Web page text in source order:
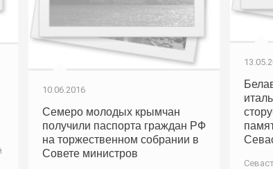
10.06.2016
Семеро молодых крымчан
получили паспорта граждан РФ
на торжественном собрании в
Совете министров